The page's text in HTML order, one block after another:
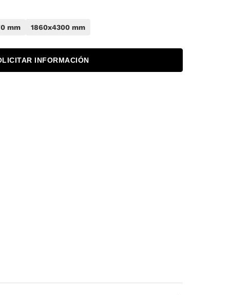
mm 1860x4300 mm
INFORMACIÓN